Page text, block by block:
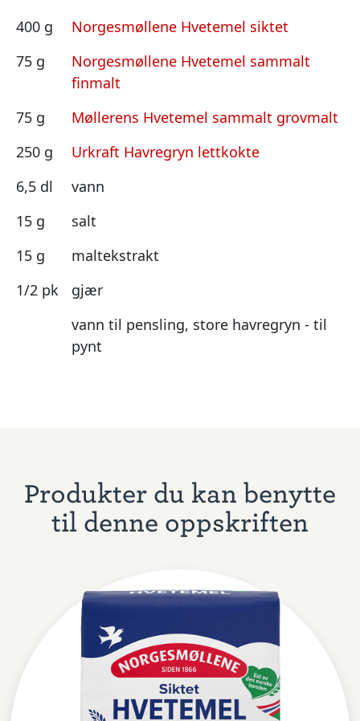
400 g
Norgesmøllene Hvetemel siktet
75 g
Norgesmøllene Hvetemel sammalt
finmalt
75 g
Møllerens Hvetemel sammalt grovmalt
250 g
Urkraft Havregryn lettkokte
6,5 dl
vann
15 g
salt
15 g
maltekstrakt
1/2 pk
gjær
vann til pensling, store havregryn - til
pynt
Produkter du kan benytte
til denne oppskriften